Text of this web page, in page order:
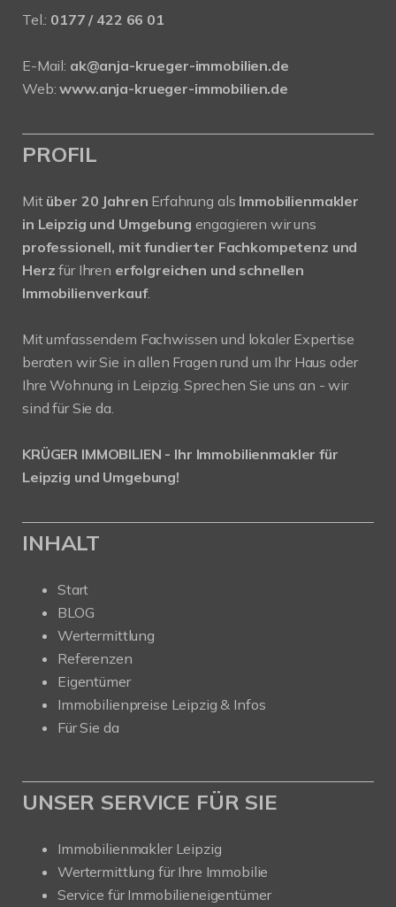
Tel.: 0177 / 422 66 01
E-Mail: ak@anja-krueger-immobilien.de
Web:www.anja-krueger-immobilien.de
PROFIL
Mit über 20 Jahren Erfahrung als Immobilienmakler
in Leipzig und Umgebung engagieren wir uns
professionell, mit fundierter Fachkompetenz und
Herz für Ihren erfolgreichen und schnellen
Immobilienverkauf.
Mit umfassendem Fachwissen und lokaler Expertise
beraten wir Sie in allen Fragen rund um Ihr Haus oder
Ihre Wohnung in Leipzig. Sprechen Sie uns an - wir
sind für Sie da.
KRÜGER IMMOBILIEN - Ihr Immobilienmakler für
Leipzig und Umgebung!
INHALT
Start
BLOG
Wertermittlung
Referenzen
Eigentümer
Immobilienpreise Leipzig & Infos
Für Sie da
UNSER SERVICE FÜR SIE
Immobilienmakler Leipzig
Wertermittlung für Ihre Immobilie
Service für Immobilieneigentümer